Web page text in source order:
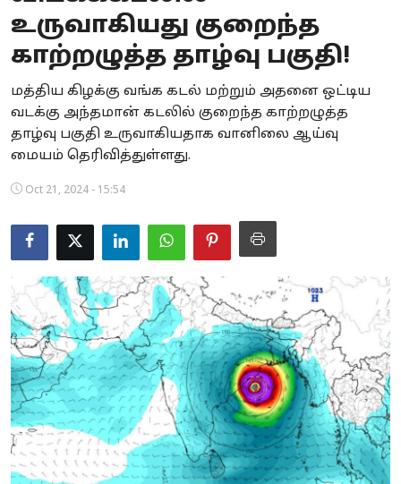
Business
Crime
Tamilnadu
National
World
Astrology
Spirituality
Weather
Politics
உருவாகியது குறைந்த
காற்றழுத்த தாழ்வு பகுதி!
மத்திய கிழக்கு வங்க கடல் மற்றும் அதனை ஒட்டிய
வடக்கு அந்தமான் கடலில் குறைந்த காற்றழுத்த
தாழ்வு பகுதி உருவாகியதாக வானிலை ஆய்வு
மையம் தெரிவித்துள்ளது.
Oct 21, 2024 - 15:54